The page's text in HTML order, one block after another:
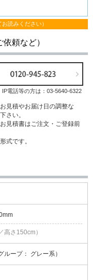
読みください）
頼など）
IP電話等の方は： 03-5640-6322
見積やお届け日の調整な
さい。
見積書はご注文・ご登録前
式です。
高さ150cm）
ープ： グレー系）